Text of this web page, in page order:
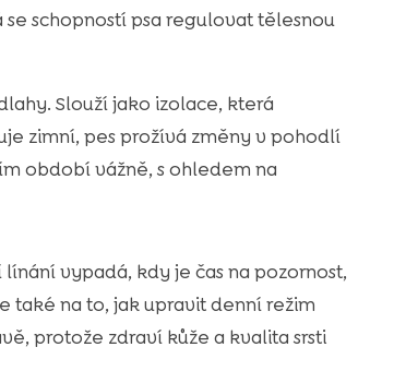
schopností psa regulovat tělesnou
Slouží jako izolace, která
zimní, pes prožívá změny v pohodlí
období vážně, s ohledem na
vypadá, kdy je čas na pozornost,
také na to, jak upravit denní režim
protože zdraví kůže a kvalita srsti